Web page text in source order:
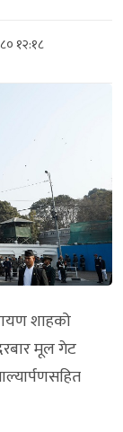
१२:१८
शाहको
मूल गेट